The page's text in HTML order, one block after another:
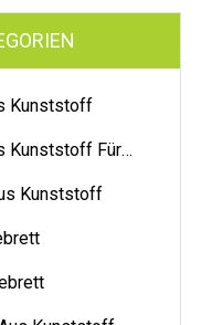
Kunststoff
Kunststoff Für
Kunststoff